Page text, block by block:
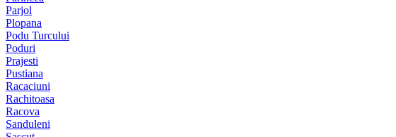
Parjol
Plopana
Podu Turcului
Poduri
Prajesti
Pustiana
Racaciuni
Rachitoasa
Racova
Sanduleni